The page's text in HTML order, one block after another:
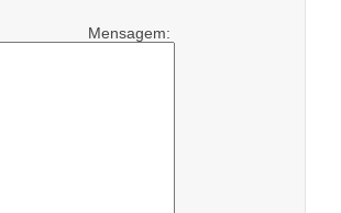
Mensagem: